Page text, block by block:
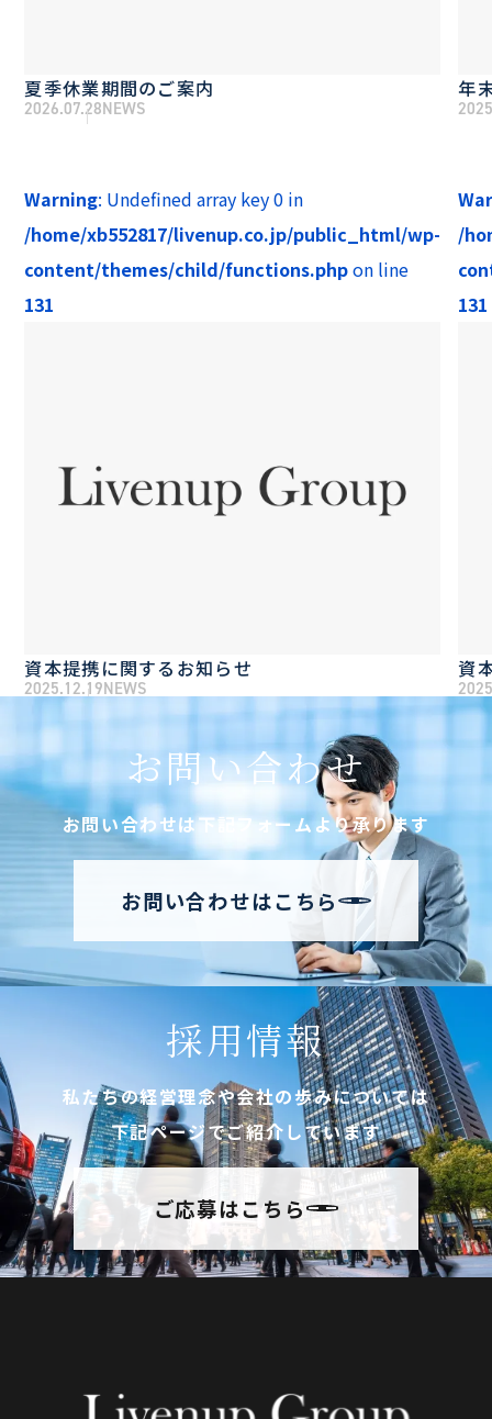
夏季休業期間のご案内
2026.07.28NEWS
年
Warning: Undefined array key 0 in
/home/xb552817/livenup.co.jp/public_html/wp-
content/themes/child/functions.phpon line
131
資本提携に関するお知らせ
2025.12.19NEWS
/
131
資
お問い合わせ
お問い合わせは下記フォームより承ります
お問い合わせはこちら
採用情報
私たちの経営理念や会社の歩みについては
下記ページでご紹介しています
ご応募はこちら